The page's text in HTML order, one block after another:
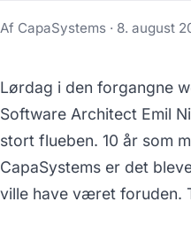
Af CapaSystems · 8. august
Lørdag i den forgangne
Software Architect Emil
stort flueben. 10 år som
CapaSystems er det
ville have været foruden.